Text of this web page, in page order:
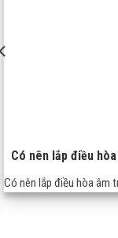
Có nên lắp điều
Có nên lắp điều hòa âm